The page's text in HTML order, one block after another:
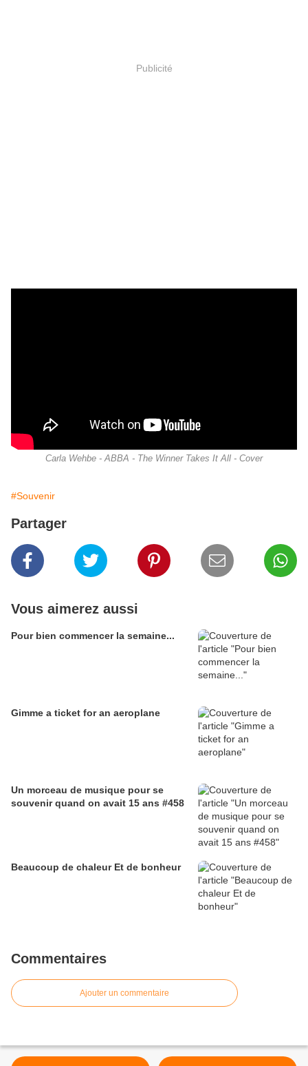
Publicité
Carla Wehbe - ABBA - The Winner Takes It All - Cover
#Souvenir
Partager
Vous aimerez aussi
Pour bien commencer la semaine...
Gimme a ticket for an aeroplane
Un morceau de musique pour se
souvenir quand on avait 15 ans #458
Beaucoup de chaleur Et de bonheur
Commentaires
Ajouter un commentaire